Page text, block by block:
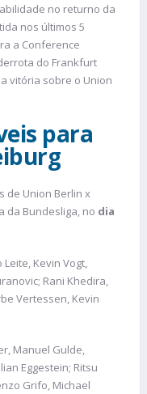
no returno da
nos últimos 5
a Conference
do Frankfurt
vitória sobre o Union
para
de Union Berlin x
da Bundesliga, no dia
Kevin Vogt,
Rani Khedira,
Vertessen, Kevin
Manuel Gulde,
Eggestein; Ritsu
Grifo, Michael